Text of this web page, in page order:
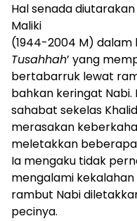
Hal senada
Maliki
(1944-2004 M) dalam
Tusahhah’ yang
bertabarruk lewat
bahkan keringat Nabi.
sahabat sekelas
merasakan
meletakkan
Ia mengaku tidak
mengalami
rambut Nabi
pecinya.